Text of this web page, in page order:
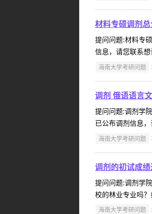
材料专硕调剂
提问问题:材料专
信息，请您联系
海南大学考研问题
调剂 俄语语言
提问问题:调剂学
已公布调剂信息
海南大学考研问题
调剂的初试成
提问问题:调剂学
校的林业专业吗
海南大学考研问题